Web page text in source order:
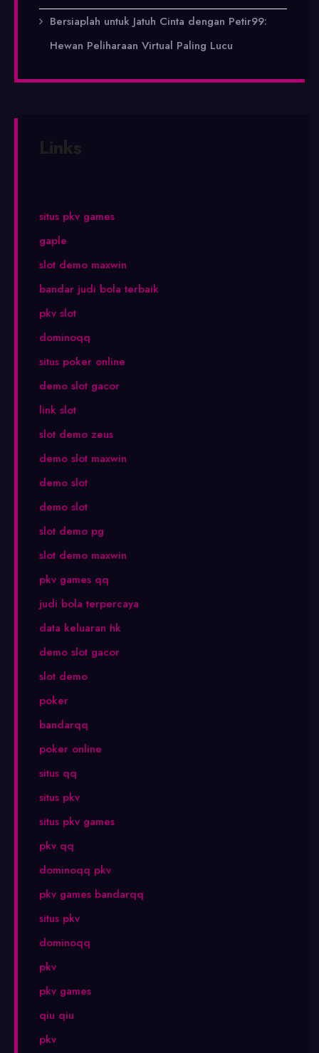
Bersiaplah untuk Jatuh Cinta dengan Petir99:
Hewan Peliharaan Virtual Paling Lucu
Links
situs pkv games
gaple
slot demo maxwin
bandar judi bola terbaik
pkv slot
dominoqq
situs poker online
demo slot gacor
link slot
slot demo zeus
demo slot maxwin
demo slot
demo slot
slot demo pg
slot demo maxwin
pkv games qq
judi bola terpercaya
data keluaran hk
demo slot gacor
slot demo
poker
bandarqq
poker online
situs qq
situs pkv
situs pkv games
pkv qq
dominoqq pkv
pkv games bandarqq
situs pkv
dominoqq
pkv
pkv games
qiu qiu
pkv